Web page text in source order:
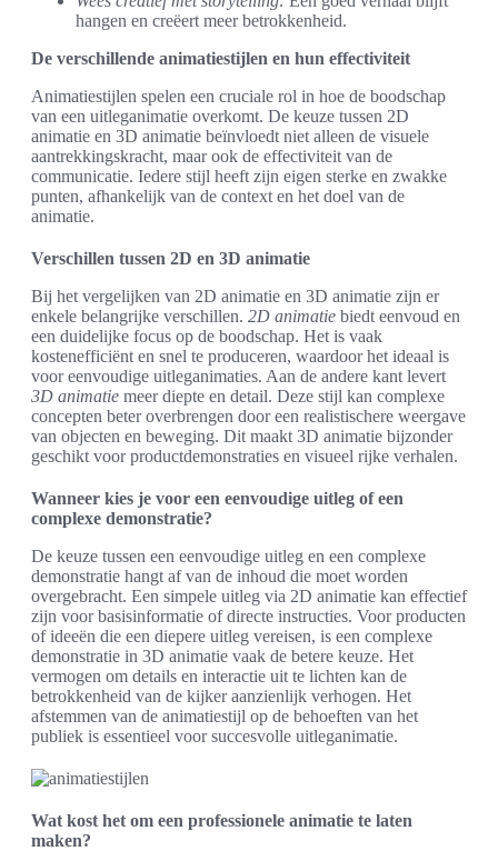
hangen en creëert meer betrokkenheid.
De verschillende animatiestijlen en hun effectiviteit
Animatiestijlen spelen een cruciale rol in hoe de boodschap
van een uitleganimatie overkomt. De keuze tussen 2D
animatie en 3D animatie beïnvloedt niet alleen de visuele
aantrekkingskracht, maar ook de effectiviteit van de
communicatie. Iedere stijl heeft zijn eigen sterke en zwakke
punten, afhankelijk van de context en het doel van de
animatie.
Verschillen tussen 2D en 3D animatie
Bij het vergelijken van 2D animatie en 3D animatie zijn er
enkele belangrijke verschillen. 2D animatie biedt eenvoud en
een duidelijke focus op de boodschap. Het is vaak
kostenefficiënt en snel te produceren, waardoor het ideaal is
voor eenvoudige uitleganimaties. Aan de andere kant levert
3D animatie meer diepte en detail. Deze stijl kan complexe
concepten beter overbrengen door een realistischere weergave
van objecten en beweging. Dit maakt 3D animatie bijzonder
geschikt voor productdemonstraties en visueel rijke verhalen.
Wanneer kies je voor een eenvoudige uitleg of een
complexe demonstratie?
De keuze tussen een eenvoudige uitleg en een complexe
demonstratie hangt af van de inhoud die moet worden
overgebracht. Een simpele uitleg via 2D animatie kan effectief
zijn voor basisinformatie of directe instructies. Voor producten
of ideeën die een diepere uitleg vereisen, is een complexe
demonstratie in 3D animatie vaak de betere keuze. Het
vermogen om details en interactie uit te lichten kan de
betrokkenheid van de kijker aanzienlijk verhogen. Het
afstemmen van de animatiestijl op de behoeften van het
publiek is essentieel voor succesvolle uitleganimatie.
Wat kost het om een professionele animatie te laten
maken?